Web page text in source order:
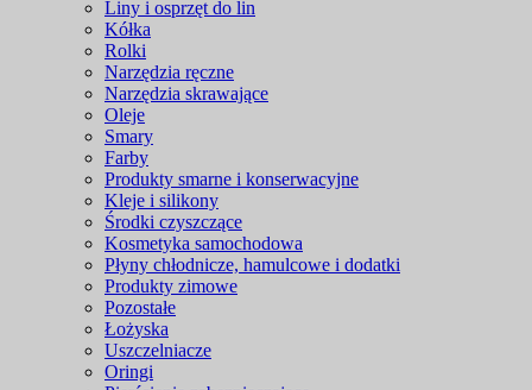
Liny i osprzęt do lin
Kółka
Rolki
Narzędzia ręczne
Narzędzia skrawające
Oleje
Smary
Farby
Produkty smarne i konserwacyjne
Kleje i silikony
Środki czyszczące
Kosmetyka samochodowa
Płyny chłodnicze, hamulcowe i dodatki
Produkty zimowe
Pozostałe
Łożyska
Uszczelniacze
Oringi